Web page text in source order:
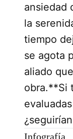
ansiedad
la
tiempo
se agota
aliado
obra.**Si
Infografía